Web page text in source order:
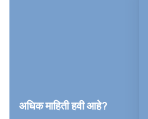
अधिक माहिती हवी आहे?